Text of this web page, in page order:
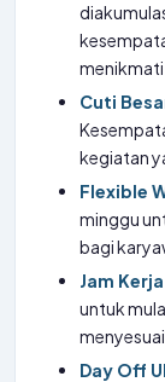
menikmati
Cuti
kegiatan
Flexible
minggu
bagi
Jam
untuk
Day Off